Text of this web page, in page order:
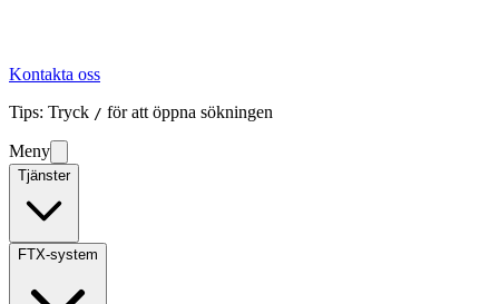
Kontakta oss
Tips: Tryck / för att öppna sökningen
Meny
Tjänster
FTX-system